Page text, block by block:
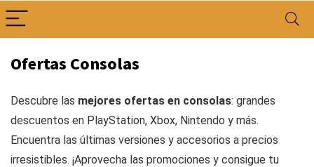
Ofertas Consolas
Descubre las mejores ofertas en consolas: grandes
descuentos en PlayStation, Xbox, Nintendo y más.
Encuentra las últimas versiones y accesorios a precios
irresistibles. ¡Aprovecha las promociones y consigue tu